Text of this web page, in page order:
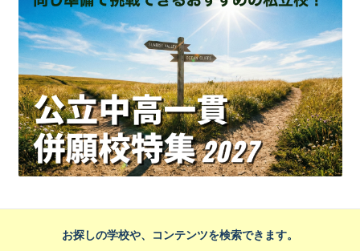
お探しの学校や、コンテンツを検索できます。